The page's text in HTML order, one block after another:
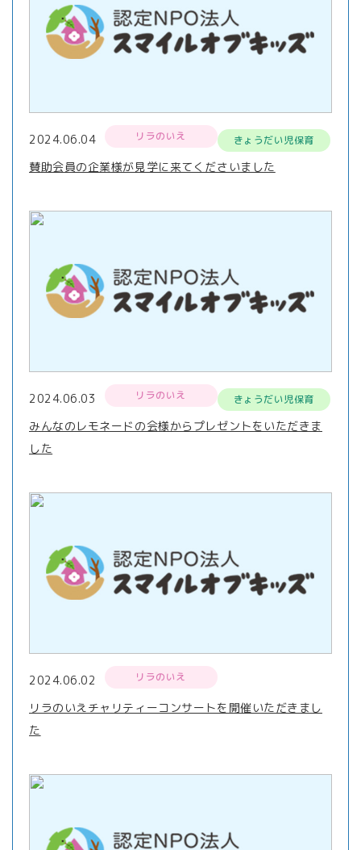
2024.06.04 リラのいえ きょうだい児保育
賛助会員の企業様が見学に来てくださいました
2024.06.03 リラのいえ きょうだい児保育
みんなのレモネードの会様からプレゼントをいただきま
した
2024.06.02 リラのいえ
リラのいえチャリティーコンサートを開催いただきまし
た